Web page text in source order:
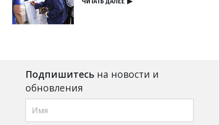
Подпишитесь на новости и
обновления